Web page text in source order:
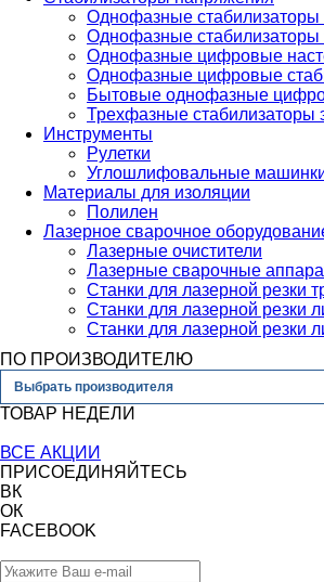
Однофазные
Однофазные стабилизаторы
Однофазные цифровые
Однофазные цифровые
Бытовые однофазные
Трехфазные стабилизаторы
Инструменты
Рулетки
Углошлифовальные
Материалы для изоляции
Полилен
Лазерное сварочное
Лазерные очистители
Лазерные сварочные
Станки для лазерной резки
Станки для лазерной резки
Станки для лазерной резки
ПО ПРОИЗВОДИТЕЛЮ
Выбрать производителя
ТОВАР НЕДЕЛИ
ВСЕ АКЦИИ
ПРИСОЕДИНЯЙТЕСЬ
ВК
ОК
FACEBOOK